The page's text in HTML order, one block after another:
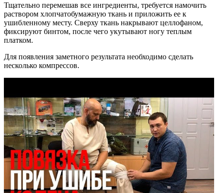
Тщательно перемешав все ингредиенты, требуется намочить
раствором хлопчатобумажную ткань и приложить ее к
ушибленному месту. Сверху ткань накрывают целлофаном,
фиксируют бинтом, после чего укутывают ногу теплым
платком.
Для появления заметного результата необходимо сделать
несколько компрессов.